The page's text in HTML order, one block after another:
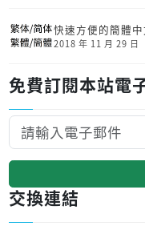
快速方便的簡體
2018 年 11 月 29 日
免費訂閱本站電
交換連結